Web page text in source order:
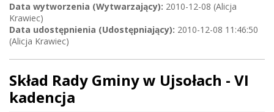
Data wytworzenia (Wytwarzający): 2010-12-08 (Alicja
Krawiec)
Data udostępnienia (Udostępniający): 2010-12-08 11:46:50
(Alicja Krawiec)
Skład Rady Gminy w Ujsołach - VI
kadencja